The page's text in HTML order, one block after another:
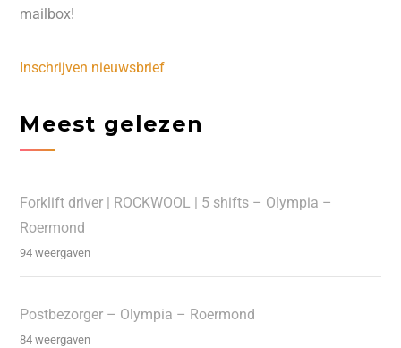
mailbox!
Inschrijven nieuwsbrief
Meest gelezen
Forklift driver | ROCKWOOL | 5 shifts – Olympia –
Roermond
94 weergaven
Postbezorger – Olympia – Roermond
84 weergaven